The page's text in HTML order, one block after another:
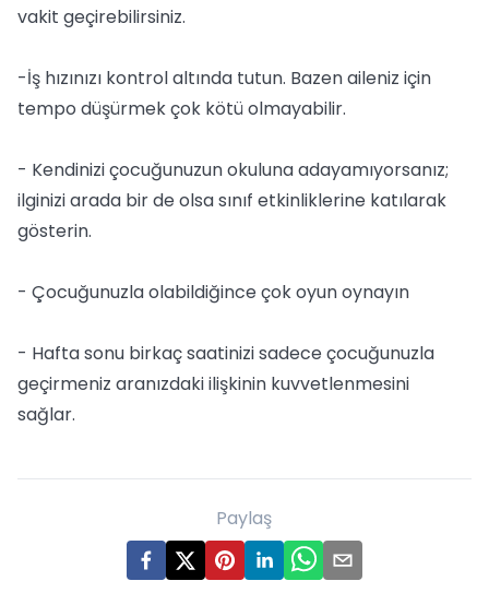
vakit geçirebilirsiniz.
-İş hızınızı kontrol altında tutun. Bazen aileniz için
tempo düşürmek çok kötü olmayabilir.
- Kendinizi çocuğunuzun okuluna adayamıyorsanız;
ilginizi arada bir de olsa sınıf etkinliklerine katılarak
gösterin.
- Çocuğunuzla olabildiğince çok oyun oynayın
- Hafta sonu birkaç saatinizi sadece çocuğunuzla
geçirmeniz aranızdaki ilişkinin kuvvetlenmesini
sağlar.
Paylaş